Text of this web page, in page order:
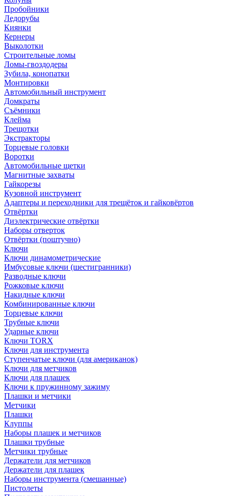
Пробойники
Ледорубы
Киянки
Кернеры
Выколотки
Строительные ломы
Ломы-гвоздодеры
Зубила, конопатки
Монтировки
Автомобильный инструмент
Домкраты
Съёмники
Клейма
Трещотки
Экстракторы
Торцевые головки
Воротки
Автомобильные щетки
Магнитные захваты
Гайкорезы
Кузовной инструмент
Адаптеры и переходники для трещёток и гайковёртов
Отвёртки
Диэлектрические отвёртки
Наборы отверток
Отвёртки (поштучно)
Ключи
Ключи динамометрические
Имбусовые ключи (шестигранники)
Разводные ключи
Рожковые ключи
Накидные ключи
Комбинированные ключи
Торцевые ключи
Трубные ключи
Ударные ключи
Ключи TORX
Ключи для инструмента
Ступенчатые ключи (для американок)
Ключи для метчиков
Ключи для плашек
Ключи к пружинному зажиму
Плашки и метчики
Метчики
Плашки
Клуппы
Наборы плашек и метчиков
Плашки трубные
Метчики трубные
Держатели для метчиков
Держатели для плашек
Наборы инструмента (смешанные)
Пистолеты